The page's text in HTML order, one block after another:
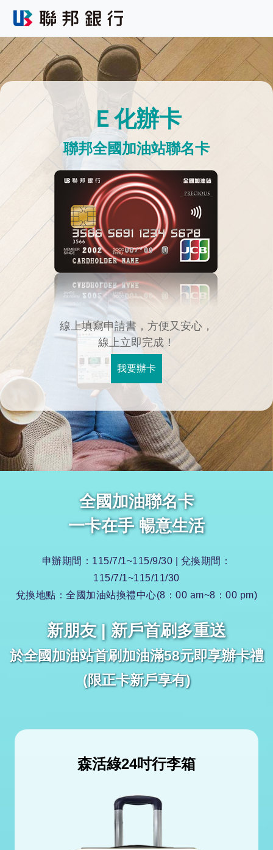
Ｅ化辦卡
聯邦全國加油站聯名卡
線上填寫申請書，方便又安心，
線上立即完成！
我要辦卡
全國加油聯名卡
一卡在手 暢意生活
申辦期間：115/7/1~115/9/30 | 兌換期間：
115/7/1~115/11/30
兌換地點：全國加油站換禮中心(8：00 am~8：00 pm)
新朋友 | 新戶首刷多重送
於全國加油站首刷加油滿58元即享辦卡禮
(限正卡新戶享有)
森活綠24吋行李箱